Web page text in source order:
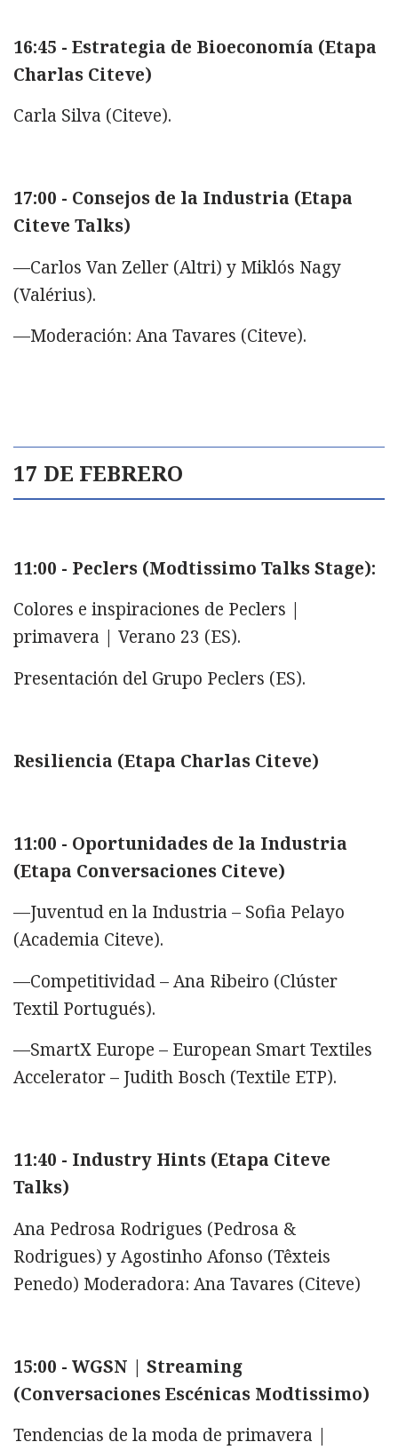
16:45 - Estrategia de Bioeconomía (Etapa
Charlas Citeve)
Carla Silva (Citeve).
17:00 - Consejos de la Industria (Etapa
Citeve Talks)
—Carlos Van Zeller (Altri) y Miklós Nagy
(Valérius).
—Moderación: Ana Tavares (Citeve).
17 DE FEBRERO
11:00 - Peclers (Modtissimo Talks Stage):
Colores e inspiraciones de Peclers |
primavera | Verano 23 (ES).
Presentación del Grupo Peclers (ES).
Resiliencia (Etapa Charlas Citeve)
11:00 - Oportunidades de la Industria
(Etapa Conversaciones Citeve)
—Juventud en la Industria – Sofia Pelayo
(Academia Citeve).
—Competitividad – Ana Ribeiro (Clúster
Textil Portugués).
—SmartX Europe – European Smart Textiles
Accelerator – Judith Bosch (Textile ETP).
11:40 - Industry Hints (Etapa Citeve
Talks)
Ana Pedrosa Rodrigues (Pedrosa &
Rodrigues) y Agostinho Afonso (Têxteis
Penedo) Moderadora: Ana Tavares (Citeve)
15:00 - WGSN | Streaming
(Conversaciones Escénicas Modtissimo)
Tendencias de la moda de primavera |